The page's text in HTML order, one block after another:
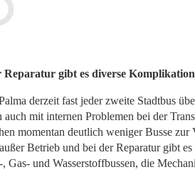
Reparatur gibt es diverse
derzeit fast jeder zweite Stadtbus
auch mit internen Problemen bei der
momentan deutlich weniger Busse
Betrieb und bei der Reparatur gibt
Gas- und Wasserstoffbussen, die